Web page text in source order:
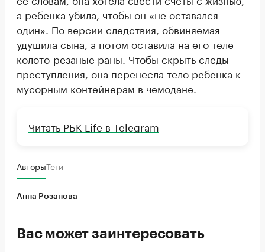
а ребенка убила, чтобы он «не оставался
один». По версии следствия, обвиняемая
удушила сына, а потом оставила на его теле
колото-резаные раны. Чтобы скрыть следы
преступления, она перенесла тело ребенка к
мусорным контейнерам в чемодане.
Читать РБК Life в Telegram
АвторыТеги
Анна Розанова
Вас может заинтересовать